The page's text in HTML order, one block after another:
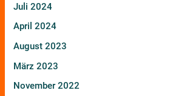
Juli 2024
April 2024
August 2023
März 2023
November 2022